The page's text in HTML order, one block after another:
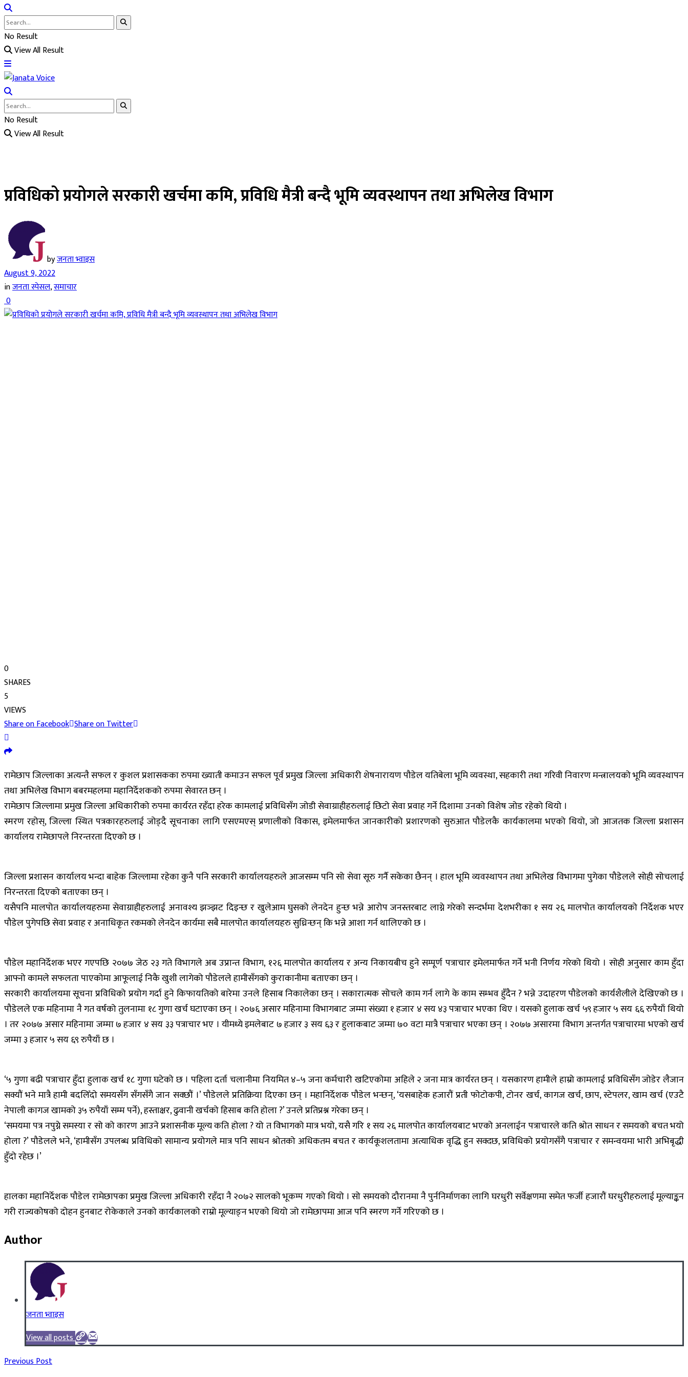
No Result
View All Result
No Result
View All Result
प्रविधिको प्रयोगले सरकारी खर्चमा कमि, प्रविधि मैत्री बन्दै भूमि व्यवस्थापन तथा अभिलेख विभाग
byजनता भ्वाइस
August 9, 2022
inजनता स्पेसल,समाचार
0
0
SHARES
5
VIEWS
Share on Facebook Share on Twitter
रामेछाप जिल्लाका अत्यन्तै सफल र कुशल प्रशासकका रुपमा ख्याती कमाउन सफल पूर्व प्रमुख जिल्ला अधिकारी शेषनारायण पौडेल यतिबेला भूमि व्यवस्था, सहकारी तथा गरिवी निवारण मन्त्रालयको भूमि व्यवस्थापन
तथा अभिलेख विभाग बबरमहलमा महानिर्देशकको रुपमा सेवारत छन् ।
रामेछाप जिल्लामा प्रमुख जिल्ला अधिकारीको रुपमा कार्यरत रहँदा हरेक कामलाई प्रविधिसँग जोडी सेवाग्राहीहरुलाई छिटो सेवा प्रवाह गर्ने दिशामा उनको विशेष जोड रहेको थियो ।
स्मरण रहोस्, जिल्ला स्थित पत्रकारहरुलाई जोड्दै सूचनाका लागि एसएमएस् प्रणालीको विकास, इमेलमार्फत जानकारीको प्रशारणको सुरुआत पौडेलकै कार्यकालमा भएको थियो, जो आजतक जिल्ला प्रशासन
कार्यालय रामेछापले निरन्तरता दिएको छ ।
जिल्ला प्रशासन कार्यालय भन्दा बाहेक जिल्लामा रहेका कुनै पनि सरकारी कार्यालयहरुले आजसम्म पनि सो सेवा सूरु गर्नै सकेका छैनन् । हाल भूमि व्यवस्थापन तथा अभिलेख विभागमा पुगेका पौडेलले सोही सोचलाई
निरन्तरता दिएको बताएका छन् ।
यसैपनि मालपोत कार्यालयहरुमा सेवाग्राहीहरुलाई अनावश्य झञ्झट दिइन्छ र खुलेआम घुसको लेनदेन हुन्छ भन्ने आरोप जनस्तरबाट लाग्ने गरेको सन्दर्भमा देशभरीका १ सय २६ मालपोत कार्यालयको निर्देशक भएर
पौडेल पुगेपछि सेवा प्रवाह र अनाधिकृत रकमको लेनदेन कार्यमा सबै मालपोत कार्यालयहरु सुध्रिन्छन् कि भन्ने आशा गर्न थालिएको छ ।
पौडेल महानिर्देशक भएर गएपछि २०७७ जेठ २३ गते विभागले अब उप्रान्त विभाग, १२६ मालपोत कार्यालय र अन्य निकायबीच हुने सम्पूर्ण पत्राचार इमेलमार्फत गर्ने भनी निर्णय गरेको थियो । सोही अनुसार काम हुँदा
आफ्नो कामले सफलता पाएकोमा आफूलाई निकै खुशी लागेको पौडेलले हामीसँगको कुराकानीमा बताएका छन् ।
सरकारी कार्यालयमा सूचना प्रविधिको प्रयोग गर्दा हुने किफायतिको बारेमा उनले हिसाब निकालेका छन् । सकारात्मक सोचले काम गर्न लागे के काम सम्भव हुँदैन ? भन्ने उदाहरण पौडेलको कार्यशैलीले देखिएको छ ।
पौडेलले एक महिनामा नै गत वर्षको तुलनामा १८ गुणा खर्च घटाएका छन् । २०७६ असार महिनामा विभागबाट जम्मा संख्या १ हजार ४ सय ४३ पत्राचार भएका थिए । यसको हुलाक खर्च ५९ हजार ५ सय ६६ रुपैयाँ थियो
। तर २०७७ असार महिनामा जम्मा ७ हजार ४ सय ३३ पत्राचार भए । यीमध्ये इमलेबाट ७ हजार ३ सय ६३ र हुलाकबाट जम्मा ७० वटा मात्रै पत्राचार भएका छन् । २०७७ असारमा विभाग अन्तर्गत पत्राचारमा भएको खर्च
जम्मा ३ हजार ५ सय ६९ रुपैयाँ छ ।
‘५ गुणा बढी पत्राचार हुँदा हुलाक खर्च १८ गुणा घटेको छ । पहिला दर्ता चलानीमा नियमित ४–५ जना कर्मचारी खटिएकोमा अहिले २ जना मात्र कार्यरत छन् । यसकारण हामीले हाम्रो कामलाई प्रविधिसँग जोडेर लैजान
सक्यौं भने मात्रै हामी बदलिँदो समयसँग सँगसँगै जान सक्छौं ।’ पौडेलले प्रतिक्रिया दिएका छन् । महानिर्देशक पौडेल भन्छन्, ‘यसबाहेक हजारौं प्रती फोटोकपी, टोनर खर्च, कागज खर्च, छाप, स्टेपलर, खाम खर्च (एउटै
नेपाली कागज खामको ३५ रुपैयाँ सम्म पर्ने), हस्ताक्षर, ढुवानी खर्चको हिसाब कति होला ?’ उनले प्रतिप्रश्न गरेका छन् ।
‘समयमा पत्र नपुग्ने समस्या र सो को कारण आउने प्रशासनीक मूल्य कति होला ? यो त विभागको मात्र भयो, यसै गरि १ सय २६ मालपोत कार्यालयबाट भएको अनलाईन पत्राचारले कति श्रोत साधन र समयको बचत भयो
होला ?’ पौडेलले भने, ‘हामीसँग उपलब्ध प्रविधिको सामान्य प्रयोगले मात्र पनि साधन श्रोतको अधिकतम बचत र कार्यकूशलतामा अत्याधिक वृद्धि हुन सक्दछ, प्रविधिको प्रयोगसँगै पत्राचार र समन्वयमा भारी अभिबृद्धी
हुँदो रहेछ ।’
हालका महानिर्देशक पौडेल रामेछापका प्रमुख जिल्ला अधिकारी रहँदा नै २०७२ सालको भूकम्प गएको थियो । सो समयको दौरानमा नै पुर्ननिर्माणका लागि घरधुरी सर्वेक्षणमा समेत फर्जी हजारौं घरधुरीहरुलाई मूल्याङ्कन
गरी राज्यकोषको दोहन हुनबाट रोकेकाले उनको कार्यकालको राम्रो मूल्याङ्न भएको थियो जो रामेछापमा आज पनि स्मरण गर्ने गरिएको छ ।
Author
जनता भ्वाइस
View all posts
Previous Post